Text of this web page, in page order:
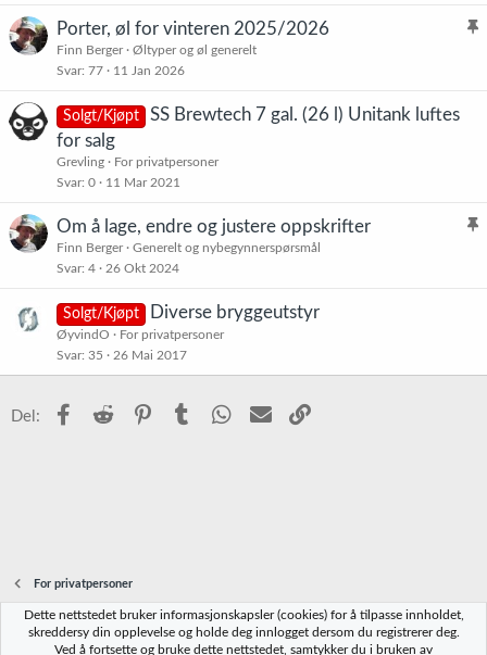
K
Porter, øl for vinteren 2025/2026
Finn Berger
Øltyper og øl generelt
Svar 77 11 Jan 2026
Solgt/Kjøpt
SS Brewtech 7 gal. (26 l) Unitank luftes
for salg
Grevling
For privatpersoner
Svar 0 11 Mar 2021
K
Om å lage, endre og justere oppskrifter
Finn Berger
Generelt og nybegynnerspørsmål
Svar 4 26 Okt 2024
Solgt/Kjøpt Diverse bryggeutstyr
ØyvindO
For privatpersoner
Svar 35 26 Mai 2017
Del: Facebook
Reddit PinterestTumblr WhatsApp
E-post
For privatpersoner
Norbrygg-default
Dette nettstedet bruker informasjonskapsler (cookies) for å tilpasse innholdet,
skreddersy din opplevelse og holde deg innlogget dersom du registrerer deg.
Ved å fortsette og bruke dette nettstedet, samtykker du i bruken av